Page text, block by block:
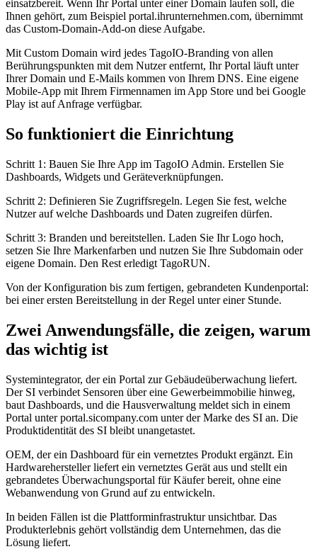
einsatzbereit. Wenn Ihr Portal unter einer Domain laufen soll, die
Ihnen gehört, zum Beispiel portal.ihrunternehmen.com, übernimmt
das Custom-Domain-Add-on diese Aufgabe.
Mit Custom Domain wird jedes TagoIO-Branding von allen
Berührungspunkten mit dem Nutzer entfernt, Ihr Portal läuft unter
Ihrer Domain und E-Mails kommen von Ihrem DNS. Eine eigene
Mobile-App mit Ihrem Firmennamen im App Store und bei Google
Play ist auf Anfrage verfügbar.
So funktioniert die Einrichtung
Schritt 1: Bauen Sie Ihre App im TagoIO Admin. Erstellen Sie
Dashboards, Widgets und Geräteverknüpfungen.
Schritt 2: Definieren Sie Zugriffsregeln. Legen Sie fest, welche
Nutzer auf welche Dashboards und Daten zugreifen dürfen.
Schritt 3: Branden und bereitstellen. Laden Sie Ihr Logo hoch,
setzen Sie Ihre Markenfarben und nutzen Sie Ihre Subdomain oder
eigene Domain. Den Rest erledigt TagoRUN.
Von der Konfiguration bis zum fertigen, gebrandeten Kundenportal:
bei einer ersten Bereitstellung in der Regel unter einer Stunde.
Zwei Anwendungsfälle, die zeigen, warum
das wichtig ist
Systemintegrator, der ein Portal zur Gebäudeüberwachung liefert.
Der SI verbindet Sensoren über eine Gewerbeimmobilie hinweg,
baut Dashboards, und die Hausverwaltung meldet sich in einem
Portal unter portal.sicompany.com unter der Marke des SI an. Die
Produktidentität des SI bleibt unangetastet.
OEM, der ein Dashboard für ein vernetztes Produkt ergänzt. Ein
Hardwarehersteller liefert ein vernetztes Gerät aus und stellt ein
gebrandetes Überwachungsportal für Käufer bereit, ohne eine
Webanwendung von Grund auf zu entwickeln.
In beiden Fällen ist die Plattforminfrastruktur unsichtbar. Das
Produkterlebnis gehört vollständig dem Unternehmen, das die
Lösung liefert.